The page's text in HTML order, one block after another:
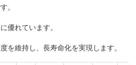
。
優れています。
を維持し、長寿命化を実現します。